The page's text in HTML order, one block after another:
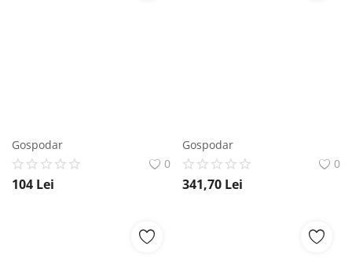
Gospodar
0
104 Lei
Gospodar
0
341,70 Lei